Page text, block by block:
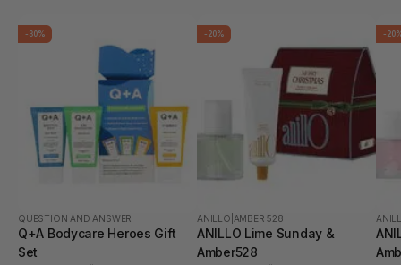
-30%
QUESTION AND ANSWER
Q+A Bodycare Heroes Gift
Set
-20%
ANILLO AMBER 528
ANILLO Lime Sunday &
Amber528
-